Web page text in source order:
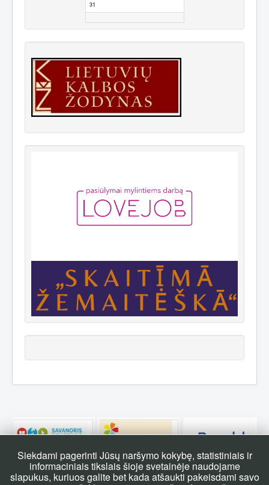
31
Siekdami pagerinti Jūsų naršymo kokybę, statistiniais ir
informaciniais tikslais šioje svetainėje naudojame
slapukus, kuriuos galite bet kada atšaukti pakeisdami savo